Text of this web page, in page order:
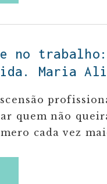
no
Maria
quem não
cada vez